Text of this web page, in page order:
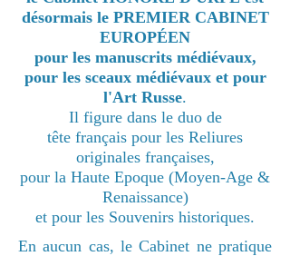
désormais le PREMIER CABINET
EUROPÉEN
pour les manuscrits médiévaux,
pour les sceaux médiévaux et pour
l'Art Russe.
Il figure dans le duo de
tête français pour les Reliures
originales françaises,
pour la Haute Epoque (Moyen-Age &
Renaissance)
et pour les Souvenirs historiques.
En aucun cas, le Cabinet ne pratique